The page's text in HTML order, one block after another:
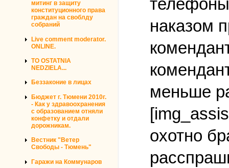
митинг в защиту
конституционного права
граждан на своблду
собраний
Live comment moderator.
ONLINE.
TO OSTATNIA
NEDZIELA...
Беззаконие в лицах
Бюджет г. Тюмени 2010г.
- Как у здравоохранения
с образованием отняли
конфетку и отдали
дорожникам.
Вестник "Ветер
Свободы - Тюмень"
Гаражи на Коммунаров
наказом
меньше
охотно